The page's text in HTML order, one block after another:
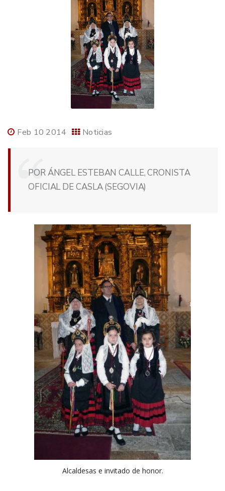
Feb 10 2014 Noticias
POR ÁNGEL ESTEBAN CALLE, CRONISTA
OFICIAL DE CASLA (SEGOVIA)
Alcaldesas e invitado de honor.